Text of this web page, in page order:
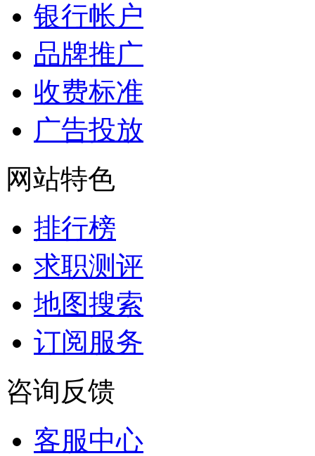
银行帐户
品牌推广
收费标准
广告投放
网站特色
排行榜
求职测评
地图搜索
订阅服务
咨询反馈
客服中心